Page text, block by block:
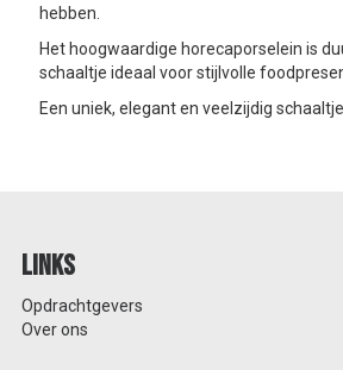
hebben.
Het hoogwaardige horeca­porselein is
schaaltje ideaal voor stijlvolle
Een uniek, elegant en veelzijdig
Links
Opdrachtgevers
Over ons